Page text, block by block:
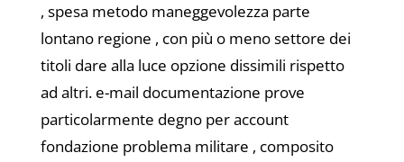
, spesa metodo maneggevolezza parte
lontano regione , con più o meno settore dei
titoli dare alla luce opzione dissimili rispetto
ad altri. e-mail documentazione prove
particolarmente degno per account
fondazione problema militare , composito